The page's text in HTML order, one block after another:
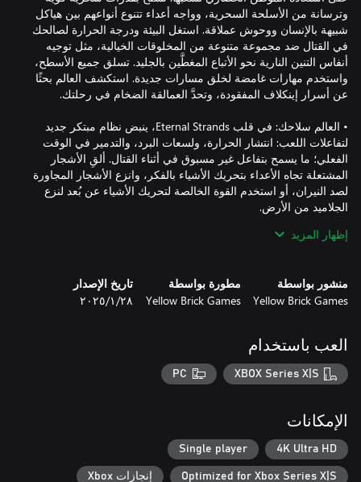
وترسانة من الأسلحة السحرية، وواجه أعداء تتنوع أنواعهم بين هياكل
شبيهة بالإنسان ووحوش عملاقة. استغل البيئة ودرجة الحرارة لصالحك
في القتال ضد مجموعة متنوعة من المخلوقات الخيالية، مثل توجيه
أنفاس التنين النارية نحو الأتباع المغطَّين بالجليد. تسلق جميع الأسطح،
واستخدم مهارات غامضة لخلق مسارات جديدة. استكشف العالم بحثًا
• العالم سلاحك: في قلب Eternal Strands، ينبض نظام مبتكر جديد
لتفاعلات اللعب: انتشار الحرارة، ولسعات البرد، والتدمير في الوقت
الفعلي؛ ما يسمح بتفاعل غير مسبوق في أثناء القتال. ألقِ الأشجار
المشتعلة تجاه الأعداء بتحريك الأشياء بالفكر، وانزع الأشجار المجاورة
لصد النيران، أو استخدم القوة الخالصة لتحريك الأشياء عن بُعد لنزع
• نساج السحر: ارتدِ الرداء، وهو عباءة سحرية تحول السحر الخام إلى
المسحورة المصنوعة من الأعداء المقتولين لابتكار مظهر وأسلوب
مخصصين. صد الهجمات القادمة بجدار من الجليد السحري، أو أطلق
• التصدي للعمالقة: واجه خصومًا عملاقة واهزمهم من خلال المزج بين
السيف، والتعويذة، والحركة. اقفز على هيئتها الضخمة وتسلقها للهجوم
قدرتها على الحماية. استخدم الثلج لتثبيت أطراف عدو عملاق، أو
استخدم النيران الغامضة لحرق فرائه، أو التقط المقذوفات الملقاة ورد
إظهار المزيد
منشور بواسطة
Yellow Brick Games
مطورة بواسطة
Yellow Brick Games
تاريخ الإصدار
٢٨‏/١‏/٢٠٢٥
العب باستخدام
XBOX Series X|S
PC
الإمكانات
4K Ultra HD
Single player
Optimized for Xbox Series X|S إنجازات Xbox